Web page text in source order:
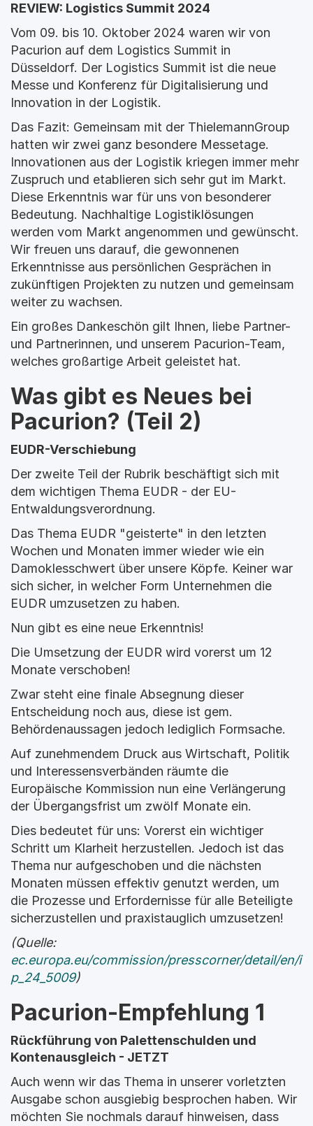
REVIEW: Logistics Summit 2024
Vom 09. bis 10. Oktober 2024 waren wir von
Pacurion auf dem Logistics Summit in
Düsseldorf. Der Logistics Summit ist die neue
Messe und Konferenz für Digitalisierung und
Innovation in der Logistik.
Das Fazit: Gemeinsam mit der ThielemannGroup
hatten wir zwei ganz besondere Messetage.
Innovationen aus der Logistik kriegen immer mehr
Zuspruch und etablieren sich sehr gut im Markt.
Diese Erkenntnis war für uns von besonderer
Bedeutung. Nachhaltige Logistiklösungen
werden vom Markt angenommen und gewünscht.
Wir freuen uns darauf, die gewonnenen
Erkenntnisse aus persönlichen Gesprächen in
zukünftigen Projekten zu nutzen und gemeinsam
weiter zu wachsen.
Ein großes Dankeschön gilt Ihnen, liebe Partner-
und Partnerinnen, und unserem Pacurion-Team,
welches großartige Arbeit geleistet hat.
Was gibt es Neues bei
Pacurion? (Teil 2)
EUDR-Verschiebung
Der zweite Teil der Rubrik beschäftigt sich mit
dem wichtigen Thema EUDR - der EU-
Entwaldungsverordnung.
Das Thema EUDR "geisterte" in den letzten
Wochen und Monaten immer wieder wie ein
Damoklesschwert über unsere Köpfe. Keiner war
sich sicher, in welcher Form Unternehmen die
EUDR umzusetzen zu haben.
Nun gibt es eine neue Erkenntnis!
Die Umsetzung der EUDR wird vorerst um 12
Monate verschoben!
Zwar steht eine finale Absegnung dieser
Entscheidung noch aus, diese ist gem.
Behördenaussagen jedoch lediglich Formsache.
Auf zunehmendem Druck aus Wirtschaft, Politik
und Interessensverbänden räumte die
Europäische Kommission nun eine Verlängerung
der Übergangsfrist um zwölf Monate ein.
Dies bedeutet für uns: Vorerst ein wichtiger
Schritt um Klarheit herzustellen. Jedoch ist das
Thema nur aufgeschoben und die nächsten
Monaten müssen effektiv genutzt werden, um
die Prozesse und Erfordernisse für alle Beteiligte
sicherzustellen und praxistauglich umzusetzen!
(Quelle:
ec.europa.eu/commission/presscorner/detail/en/i
p_24_5009)
Pacurion-Empfehlung 1
Rückführung von Palettenschulden und
Kontenausgleich - JETZT
Auch wenn wir das Thema in unserer vorletzten
Ausgabe schon ausgiebig besprochen haben. Wir
möchten Sie nochmals darauf hinweisen, dass